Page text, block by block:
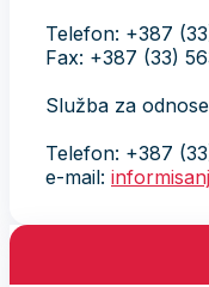
Telefon: +387
Fax: +387 (33)
Služba za
Telefon: +387
e-mail: